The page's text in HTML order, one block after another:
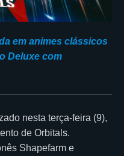
em animes clássicos
Deluxe com
nesta terça-feira (9),
de Orbitals.
Shapefarm e